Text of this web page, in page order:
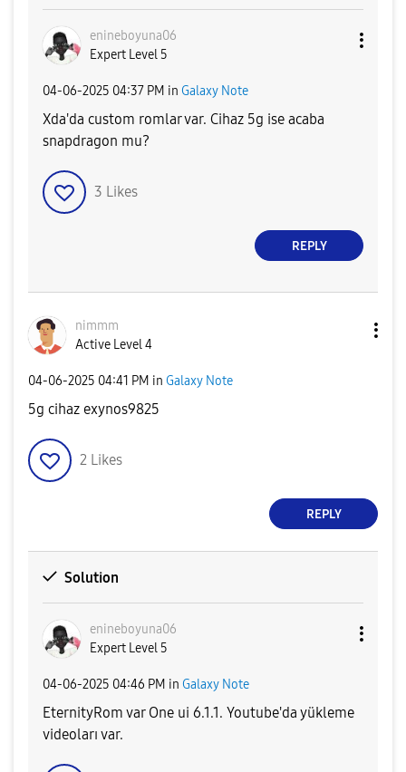
enineboyuna06
Expert Level 5
‎04-06-2025 04:37 PM in Galaxy Note
Xda'da custom romlar var. Cihaz 5g ise acaba
snapdragon mu?
3 Likes
REPLY
nimmm
Active Level 4
‎04-06-2025 04:41 PM in Galaxy Note
5g cihaz exynos9825
2 Likes
REPLY
Solution
enineboyuna06
Expert Level 5
‎04-06-2025 04:46 PM in Galaxy Note
EternityRom var One ui 6.1.1. Youtube'da yükleme
videoları var.